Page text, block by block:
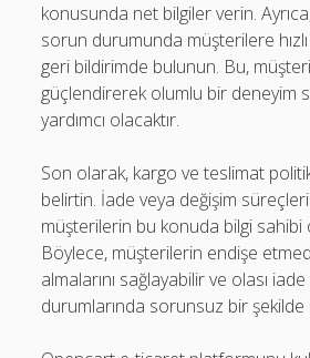
konusunda net bilgiler verin.
sorun durumunda müşterilere
geri bildirimde bulunun. Bu,
güçlendirerek olumlu bir deneyim
yardımcı olacaktır.
Son olarak, kargo ve teslimat
belirtin. İade veya değişim
müşterilerin bu konuda bilgi sahibi
Böylece, müşterilerin endişe
almalarını sağlayabilir ve olası
durumlarında sorunsuz bir şekilde